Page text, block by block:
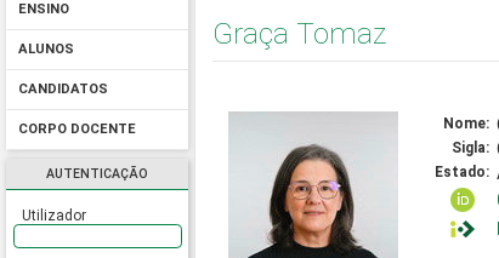
ENSINO
ALUNOS
CANDIDATOS
CORPO DOCENTE
AUTENTICAÇÃO
Utilizador
Graça Tomaz
Nome:
Sigla:
Estado: